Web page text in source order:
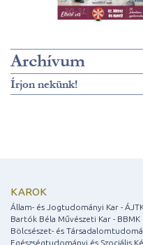
Archívum
Írjon nekünk!
KAROK
Állam- és Jogtudományi Kar -
Bartók Béla Művészeti Kar - BBMK
Bölcsészet- és
Egészségtudományi és Szociális